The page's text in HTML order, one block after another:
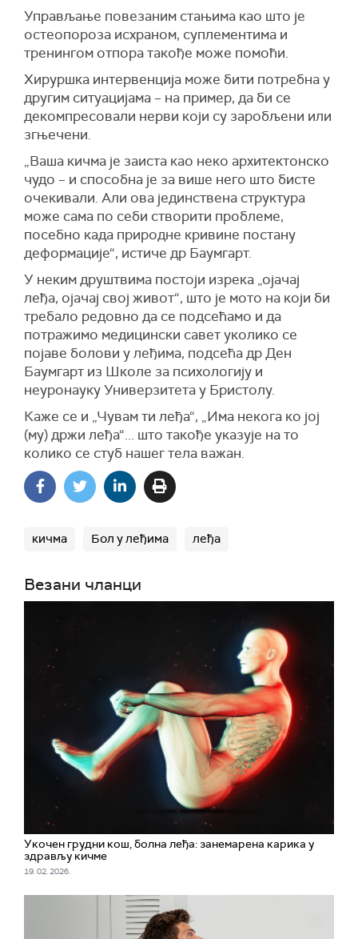
Управљање повезаним стањима као што је
остеопороза исхраном, суплементима и
тренингом отпора такође може помоћи.
Хируршка интервенција може бити потребна у
другим ситуацијама – на пример, да би се
декомпресовали нерви који су заробљени или
згњечени.
„Ваша кичма је заиста као неко архитектонско
чудо – и способна је за више него што бисте
очекивали. Али ова јединствена структура
може сама по себи створити проблеме,
посебно када природне кривине постану
деформације“, истиче др Баумгарт.
У неким друштвима постоји изрека „ојачај
леђа, ојачај свој живот“, што је мото на који би
требало редовно да се подсећамо и да
потражимо медицински савет уколико се
појаве болови у леђима, подсећа др Ден
Баумгарт из Школе за психологију и
неуронауку Универзитета у Бристолу.
Каже се и „Чувам ти леђа“, „Има некога ко јој
(му) држи леђа“... што такође указује на то
колико се стуб нашег тела важан.
кичма Бол у леђима леђа
Везани чланци
Укочен грудни кош, болна леђа: занемарена карика у
здрављу кичме
19. 02. 2026.